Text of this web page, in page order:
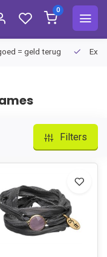
0
= geld terug
Filters